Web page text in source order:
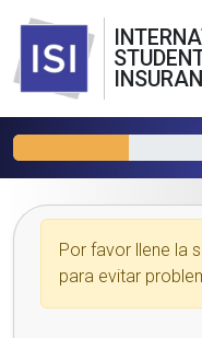
Por favor llene la
para evitar